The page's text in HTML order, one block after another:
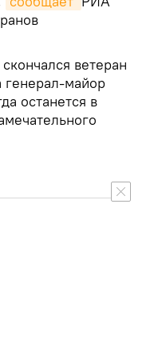
ветеран
генерал-майор
останется в